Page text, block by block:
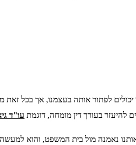
לפתור אותה בעצמנו, אך בכל
להיעזר בעורך דין מומחה, דוגמת עו"ד
נאמנה מול בית המשפט, והוא